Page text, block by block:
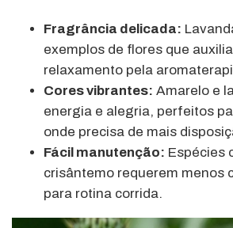
Fragrância delicada:
exemplos de flores que
relaxamento pela
Cores vibrantes: Amarelo e
energia e alegria, perfeitos
onde precisa de mais
Fácil manutenção: Espécies
crisântemo requerem menos
para rotina corrida.